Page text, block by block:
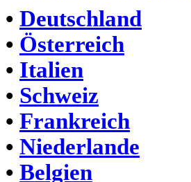
• Deutschland
• Österreich
• Italien
• Schweiz
• Frankreich
• Niederlande
• Belgien